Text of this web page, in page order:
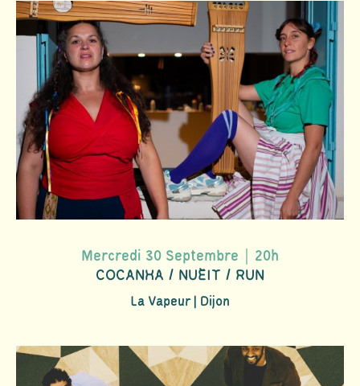
Mercredi 30 Septembre｜20h
COCANHA / NUÈIT / RUN
La Vapeur | Dijon